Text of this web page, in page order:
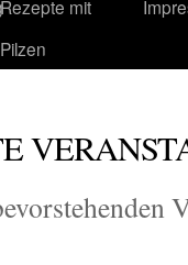
Rezepte mit
Pilzen